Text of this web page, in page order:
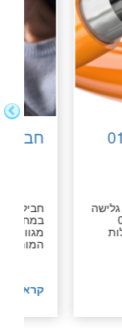
של 019
מובייל: גלישה
חבילות
מגוון
קראו